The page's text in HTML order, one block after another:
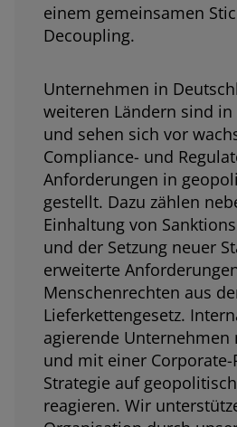
einem gemeinsamen
Decoupling.
Unternehmen in
weiteren Ländern sind
und sehen sich vor
Compliance- und
Anforderungen in
gestellt. Dazu zählen
Einhaltung von
und der Setzung neuer
erweiterte
Menschenrechten aus
Lieferkettengesetz.
agierende Unternehmen
und mit einer Corporate-
Strategie auf
reagieren. Wir